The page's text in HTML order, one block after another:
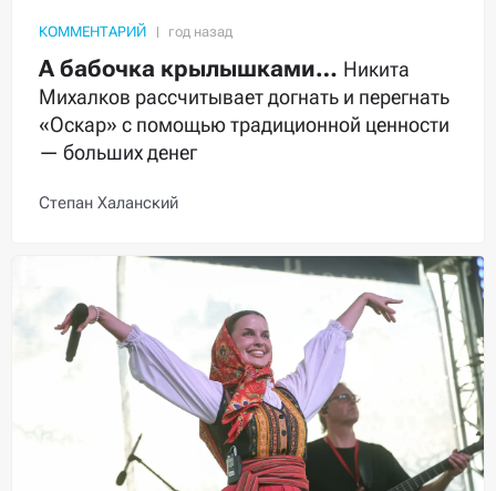
КОММЕНТАРИЙ
А бабочка крылышками… Никита
Михалков рассчитывает догнать и перегнать
«Оскар» с помощью традиционной ценности
— больших денег
Степан Халанский